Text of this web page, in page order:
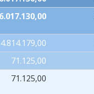
6.017.130,00
4.814.179,00
71.125,00
71.125,00